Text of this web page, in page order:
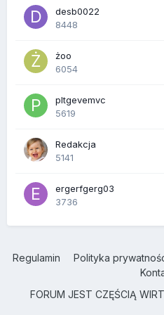
desb0022
8448
żoo
6054
pltgevemvc
5619
Redakcja
5141
ergerfgerg03
3736
Regulamin Polityka
FORUM JEST CZĘŚCIĄ